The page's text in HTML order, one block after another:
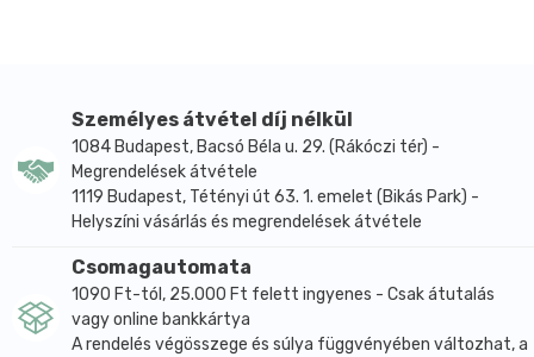
Személyes átvétel díj nélkül
1084 Budapest, Bacsó Béla u. 29. (Rákóczi tér) -
Megrendelések átvétele
1119 Budapest, Tétényi út 63. 1. emelet (Bikás Park) -
Helyszíni vásárlás és megrendelések átvétele
Csomagautomata
1090 Ft-tól, 25.000 Ft felett ingyenes - Csak átutalás
vagy online bankkártya
A rendelés végösszege és súlya függvényében változhat, a